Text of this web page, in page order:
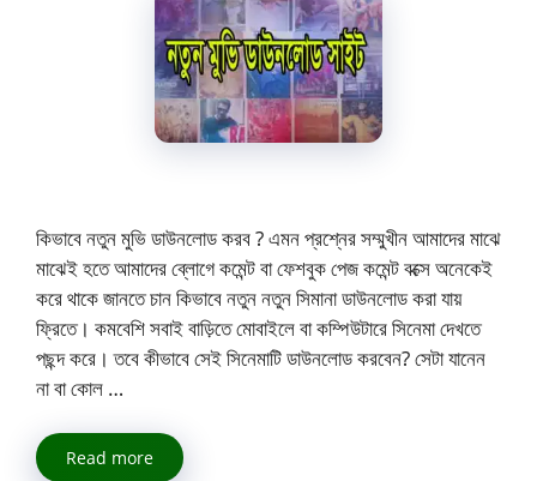
কিভাবে নতুন মুভি ডাউনলোড করব ? এমন প্রশ্নের সম্মুখীন আমাদের মাঝে
মাঝেই হতে আমাদের ব্লোগে কমেন্ট বা ফেশবুক পেজ কমেন্ট বক্সে অনেকেই
করে থাকে জানতে চান কিভাবে নতুন নতুন সিমানা ডাউনলোড করা যায়
ফ্রিতে। কমবেশি সবাই বাড়িতে মোবাইলে বা কম্পিউটারে সিনেমা দেখতে
পছন্দ করে। তবে কীভাবে সেই সিনেমাটি ডাউনলোড করবেন? সেটা যানেন
না বা কোল …
Read more